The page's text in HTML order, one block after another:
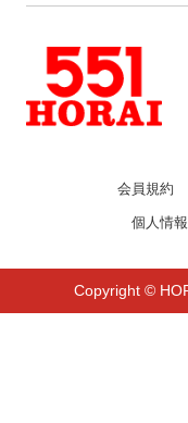
会員規約
個人情
Copyright ©